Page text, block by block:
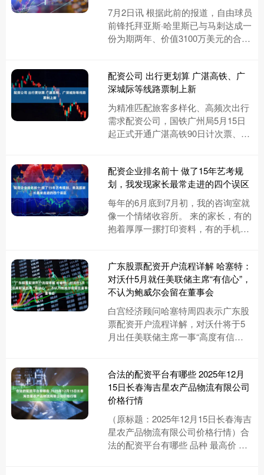
7月2日讯 根据此前的报道，自由球员
前锋托拜亚斯·哈里斯已与马刺达成一
份为期两年、价值3100万美元的合
配资公司 出行更划算 广湛高铁、广
深城际等线路票制上新
为精准匹配旅客多样化、高频次出行
需求配资公司，国铁广州局5月15日
起正式开通广湛高铁90日计次票、30
配资企业排名前十 做了15年艺考规
划，我发现家长最常走进的四个误区
每年的6月底到7月初，我的咨询室就
像一个情绪收容所。 来的家长，有的
抱着厚厚一摞打印资料，有的手机里
广东股票配资开户流程详解 哈塞特：
对沃什5月就任美联储主席“有信心”，
不认为鲍威尔会留在董事会
白宫经济顾问哈塞特周四表示广东股
票配资开户流程详解，对沃什将于5
月出任美联储主席一事“高度有信
合法的配资平台有哪些 2025年12月
15日长春海吉星农产品物流有限公司
价格行情
（原标题：2025年12月15日长春海吉
星农产品物流有限公司价格行情）合
法的配资平台有哪些 品种 最高价 最